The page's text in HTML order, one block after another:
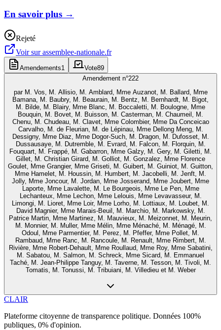
En savoir plus →
Rejeté
Voir surassemblee-nationale.fr
Amendements1 Vote89
Amendement n°222
par M. Vos, M. Allisio, M. Amblard, Mme Auzanot, M. Ballard, Mme
Bamana, M. Baubry, M. Beaurain, M. Bentz, M. Bernhardt, M. Bigot,
M. Bilde, M. Blairy, Mme Blanc, M. Boccaletti, M. Boulogne, Mme
Bouquin, M. Bovet, M. Buisson, M. Casterman, M. Chaumeil, M.
Chenu, M. Chudeau, M. Clavet, Mme Colombier, Mme Da Conceicao
Carvalho, M. de Fleurian, M. de Lépinau, Mme Dellong Meng, M.
Dessigny, Mme Diaz, Mme Dogor-Such, M. Dragon, M. Dufosset, M.
Dussausaye, M. Dutremble, M. Evrard, M. Falcon, M. Florquin, M.
Fouquart, M. Frappé, M. Gabarron, Mme Galzy, M. Gery, M. Giletti, M.
Gillet, M. Christian Girard, M. Golliot, M. Gonzalez, Mme Florence
Goulet, Mme Grangier, Mme Griseti, M. Guibert, M. Guiniot, M. Guitton,
Mme Hamelet, M. Houssin, M. Humbert, M. Jacobelli, M. Jenft, M.
Jolly, Mme Joncour, M. Jordan, Mme Josserand, Mme Joubert, Mme
Laporte, Mme Lavalette, M. Le Bourgeois, Mme Le Pen, Mme
Lechanteux, Mme Lechon, Mme Lelouis, Mme Levavasseur, M.
Limongi, M. Lioret, Mme Loir, Mme Lorho, M. Lottiaux, M. Loubet, M.
David Magnier, Mme Marais-Beuil, M. Marchio, M. Markowsky, M.
Patrice Martin, Mme Martinez, M. Mauvieux, M. Meizonnet, M. Meurin,
M. Monnier, M. Muller, Mme Mélin, Mme Ménaché, M. Ménagé, M.
Odoul, Mme Parmentier, M. Perez, M. Pfeffer, Mme Pollet, M.
Rambaud, Mme Ranc, M. Rancoule, M. Renault, Mme Rimbert, M.
Rivière, Mme Robert-Dehault, Mme Roullaud, Mme Roy, Mme Sabatini,
M. Sabatou, M. Salmon, M. Schreck, Mme Sicard, M. Emmanuel
Taché, M. Jean-Philippe Tanguy, M. Taverne, M. Tesson, M. Tivoli, M.
Tomatis, M. Tonussi, M. Tribuiani, M. Villedieu et M. Weber
CLAIR
Plateforme citoyenne de transparence politique. Données 100%
publiques, 0% d'opinion.